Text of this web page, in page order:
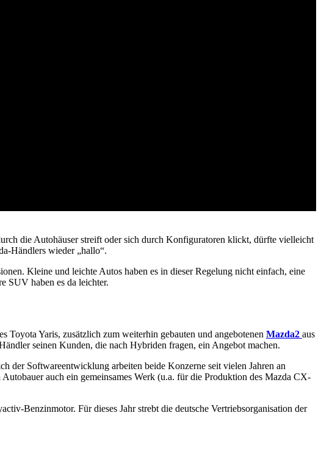
die Autohäuser streift oder sich durch Konfiguratoren klickt, dürfte vielleicht
Händlers wieder „hallo“.
Kleine und leichte Autos haben es in dieser Regelung nicht einfach, eine
SUV haben es da leichter.
Yaris, zusätzlich zum weiterhin gebauten und angebotenen Mazda2 aus
seinen Kunden, die nach Hybriden fragen, ein Angebot machen.
der Softwareentwicklung arbeiten beide Konzerne seit vielen Jahren an
auch ein gemeinsames Werk (u.a. für die Produktion des Mazda CX-
Benzinmotor. Für dieses Jahr strebt die deutsche Vertriebsorganisation der